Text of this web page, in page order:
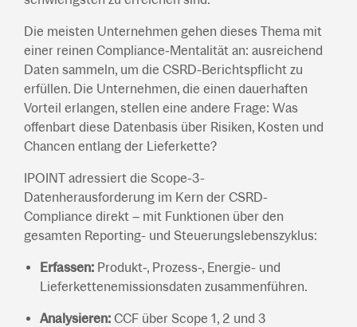
Die meisten Unternehmen gehen dieses Thema mit
einer reinen Compliance-Mentalität an: ausreichend
Daten sammeln, um die CSRD-Berichtspflicht zu
erfüllen. Die Unternehmen, die einen dauerhaften
Vorteil erlangen, stellen eine andere Frage: Was
offenbart diese Datenbasis über Risiken, Kosten und
Chancen entlang der Lieferkette?
IPOINT adressiert die Scope-3-
Datenherausforderung im Kern der CSRD-
Compliance direkt – mit Funktionen über den
gesamten Reporting- und Steuerungslebenszyklus:
Erfassen: Produkt-, Prozess-, Energie- und
Lieferkettenemissionsdaten zusammenführen.
Analysieren: CCF über Scope 1, 2 und 3